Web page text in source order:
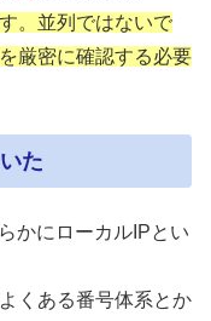
。並列ではないで
厳密に確認する必要
た
かにローカルIPとい
くある番号体系とか